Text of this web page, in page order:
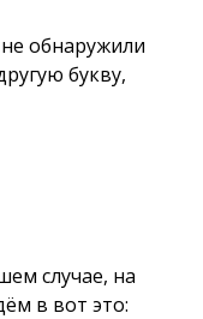
обнаружили
букву,
случае, на
в вот это: